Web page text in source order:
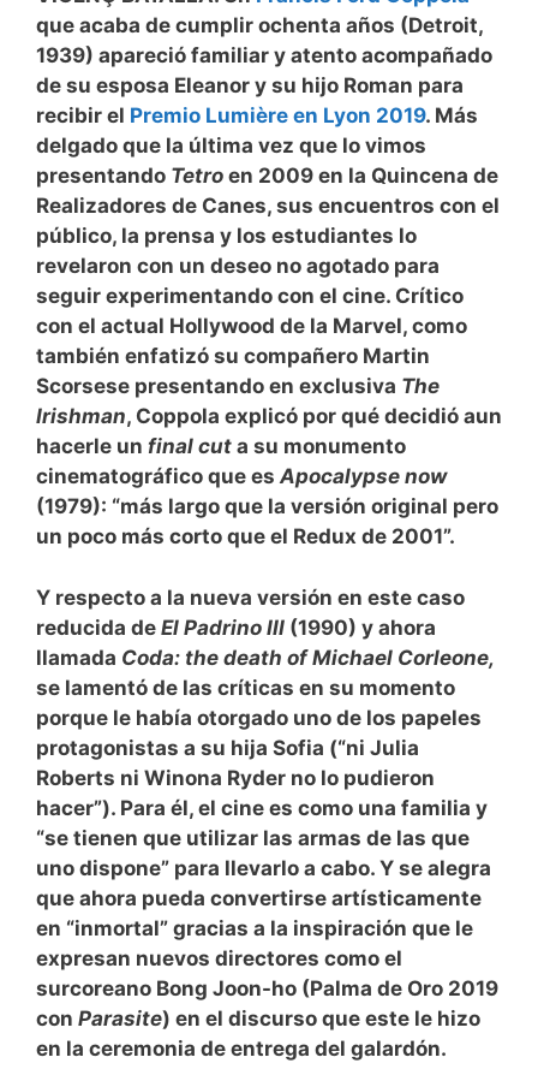
que acaba de cumplir ochenta años (Detroit,
1939) apareció familiar y atento acompañado
de su esposa Eleanor y su hijo Roman para
recibir el Premio Lumière en Lyon 2019. Más
delgado que la última vez que lo vimos
presentando Tetro en 2009 en la Quincena de
Realizadores de Canes, sus encuentros con el
público, la prensa y los estudiantes lo
revelaron con un deseo no agotado para
seguir experimentando con el cine. Crítico
con el actual Hollywood de la Marvel, como
también enfatizó su compañero Martin
Scorsese presentando en exclusiva The
Irishman, Coppola explicó por qué decidió aun
hacerle un final cut a su monumento
cinematográfico que esApocalypse now
(1979): “más largo que la versión original pero
un poco más corto que el Redux de 2001”.
Y respecto a la nueva versión en este caso
reducida de El Padrino III (1990) y ahora
llamada Coda: the death of Michael Corleone,
se lamentó de las críticas en su momento
porque le había otorgado uno de los papeles
protagonistas a su hija Sofia (“ni Julia
Roberts ni Winona Ryder no lo pudieron
hacer”). Para él, el cine es como una familia y
“se tienen que utilizar las armas de las que
uno dispone” para llevarlo a cabo. Y se alegra
que ahora pueda convertirse artísticamente
en “inmortal” gracias a la inspiración que le
expresan nuevos directores como el
surcoreano Bong Joon-ho (Palma de Oro 2019
con Parasite) en el discurso que este le hizo
en la ceremonia de entrega del galardón.